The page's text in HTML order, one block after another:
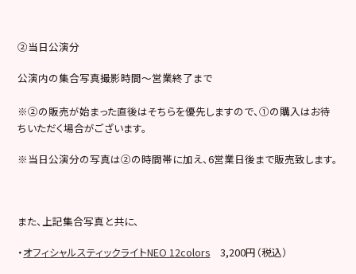
②当日公演分
公演内の集合写真撮影時間～営業終了まで
※②の販売が始まった直後はそちらを優先しますので、①の購入はお待
ちいただく場合がございます。
※当日公演分の写真は②の時間帯に加え、6営業日後まで販売致します。
また、上記集合写真と共に、
・オフィシャルスティックライトNEO 12colors 3,200円（税込）